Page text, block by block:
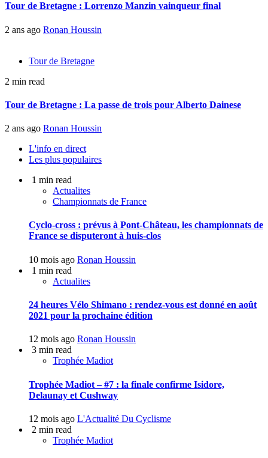
Tour de Bretagne : Lorrenzo Manzin vainqueur final
2 ans ago Ronan Houssin
Tour de Bretagne
2 min read
Tour de Bretagne : La passe de trois pour Alberto Dainese
2 ans ago Ronan Houssin
L'info en direct
Les plus populaires
1 min read
Actualites
Championnats de France
Cyclo-cross : prévus à Pont-Château, les championnats de
France se disputeront à huis-clos
10 mois ago Ronan Houssin
1 min read
Actualites
24 heures Vélo Shimano : rendez-vous est donné en août
2021 pour la prochaine édition
12 mois ago Ronan Houssin
3 min read
Trophée Madiot
Trophée Madiot – #7 : la finale confirme Isidore,
Delaunay et Cushway
12 mois ago L'Actualité Du Cyclisme
2 min read
Trophée Madiot